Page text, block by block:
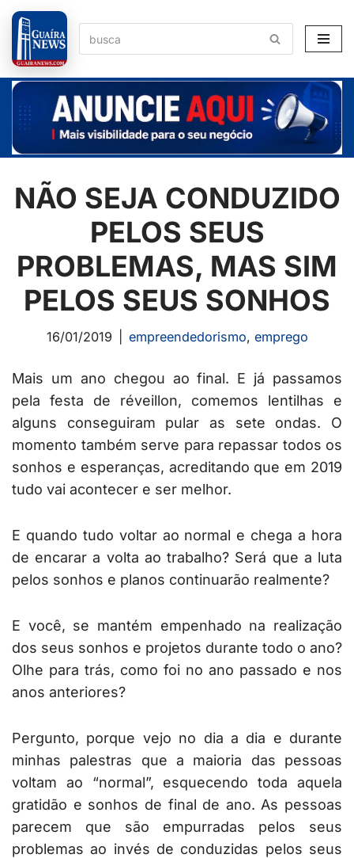
Pular
para
o
conteúdo
NÃO SEJA CONDUZIDO
PELOS SEUS
PROBLEMAS, MAS SIM
PELOS SEUS SONHOS
16/01/2019 empreendedorismo, emprego
Mais um ano chegou ao final. E já passamos
pela festa de réveillon, comemos lentilhas e
alguns conseguiram pular as sete ondas. O
momento também serve para repassar todos os
sonhos e esperanças, acreditando que em 2019
tudo vai acontecer e ser melhor.
E quando tudo voltar ao normal e chega a hora
de encarar a volta ao trabalho? Será que a luta
pelos sonhos e planos continuarão realmente?
E você, se mantém empenhado na realização
dos seus sonhos e projetos durante todo o ano?
Olhe para trás, como foi no ano passado e nos
anos anteriores?
Pergunto, porque vejo no dia a dia e durante
minhas palestras que a maioria das pessoas
voltam ao “normal”, esquecendo toda aquela
gratidão e sonhos de final de ano. As pessoas
parecem que são empurradas pelos seus
problemas ao invés de conduzidas pelos seus